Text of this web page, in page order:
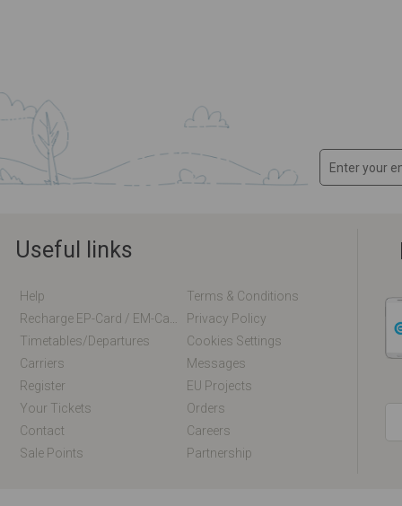
Useful links
Help
Terms & Conditions
Privacy Policy
Timetables/departures
Cookies Settings
Carriers
Messages
Register
EU Projects
Your Tickets
Orders
Contact
Careers
Sale Points
Partnership